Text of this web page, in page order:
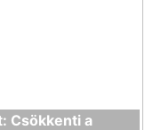
Csökkenti a